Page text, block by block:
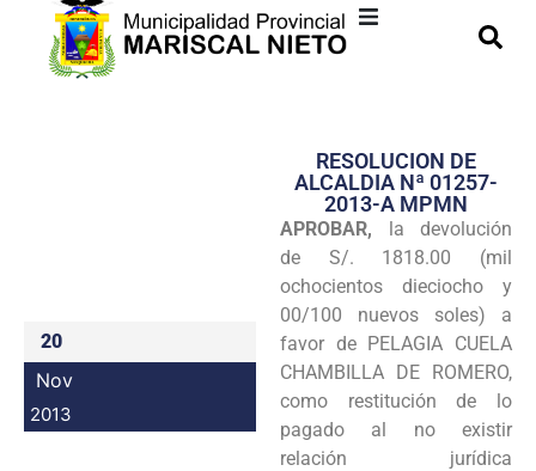
Transparencia
Seguridad
Programas
Intranet
20
Nov
2013
RESOLUCION DE
ALCALDIA Nª 01257-
2013-A MPMN
APROBAR, la devolución
de S/. 1818.00 (mil
ochocientos dieciocho y
00/100 nuevos soles) a
favor de PELAGIA CUELA
CHAMBILLA DE ROMERO,
como restitución de lo
pagado al no existir
relación jurídica